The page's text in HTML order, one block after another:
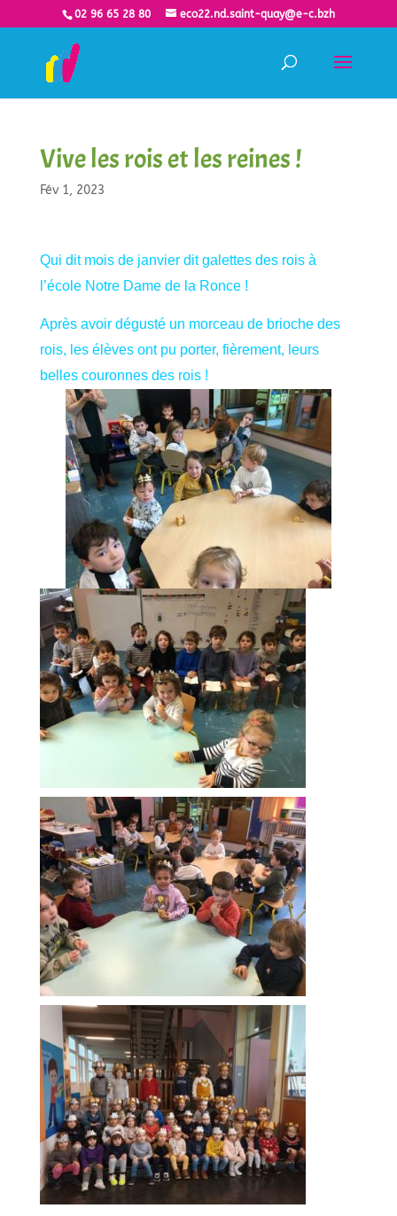
02 96 65 28 80 eco22.nd.saint-quay@e-c.bzh
Vive les rois et les reines !
Fév 1, 2023
Qui dit mois de janvier dit galettes des rois à
l’école Notre Dame de la Ronce !
Après avoir dégusté un morceau de brioche des
rois, les élèves ont pu porter, fièrement, leurs
belles couronnes des rois !